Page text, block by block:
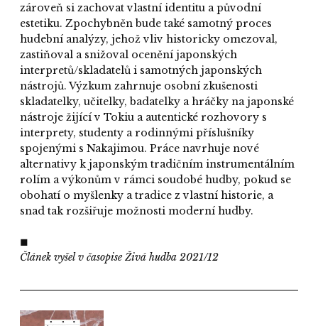
zároveň si zachovat vlastní identitu a původní
estetiku. Zpochybněn bude také samotný proces
hudební analýzy, jehož vliv historicky omezoval,
zastiňoval a snižoval ocenění japonských
interpretů/skladatelů i samotných japonských
nástrojů. Výzkum zahrnuje osobní zkušenosti
skladatelky, učitelky, badatelky a hráčky na japonské
nástroje žijící v Tokiu a autentické rozhovory s
interprety, studenty a rodinnými příslušníky
spojenými s Nakajimou. Práce navrhuje nové
alternativy k japonským tradičním instrumentálním
rolím a výkonům v rámci soudobé hudby, pokud se
obohatí o myšlenky a tradice z vlastní historie, a
snad tak rozšiřuje možnosti moderní hudby.
◼
Článek vyšel v časopise Živá hudba 2021/12